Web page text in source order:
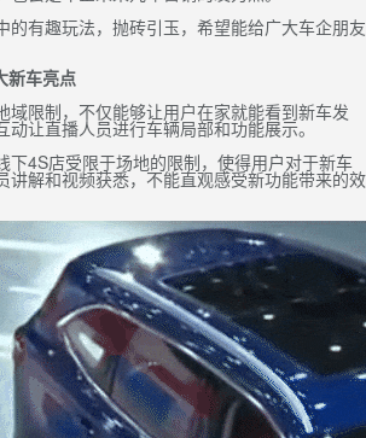
的有趣玩法，抛砖引玉，希望能给广大车企朋友
新车亮点
域限制，不仅能够让用户在家就能看到新车发
动让直播人员进行车辆局部和功能展示。
下4S店受限于场地的限制，使得用户对于新车
讲解和视频获悉，不能直观感受新功能带来的效